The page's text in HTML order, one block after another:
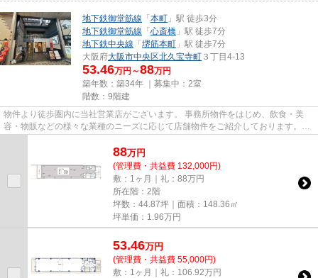
地下鉄御堂筋線 「本町 」駅 徒歩3分
地下鉄御堂筋線 「心斎橋 」駅 徒歩7分
地下鉄中央線 「堺筋本町 」駅 徒歩7分
大阪府大阪市中央区北久宝寺町 ３丁目4-13
53.46万円～88万円
築年数：築34年 ｜募集中： 2室
階数：9階建
物件より徒歩圏内に当社営業店がございます。 事務所物件をはじめ、飲食・美
容・物販などの様々な業種のニーズに応じて店舗物件をご紹介しております。
尚、弊社ではおとり広告は一切...
88万円
(管理費・共益費 132,000円)
敷：1ヶ月｜礼：88万円
所在階：2階
坪数：44.87坪｜面積：148.36㎡
坪単価： 1.96万円
53.46万円
(管理費・共益費 55,000円)
敷：1ヶ月｜礼：106.92万円